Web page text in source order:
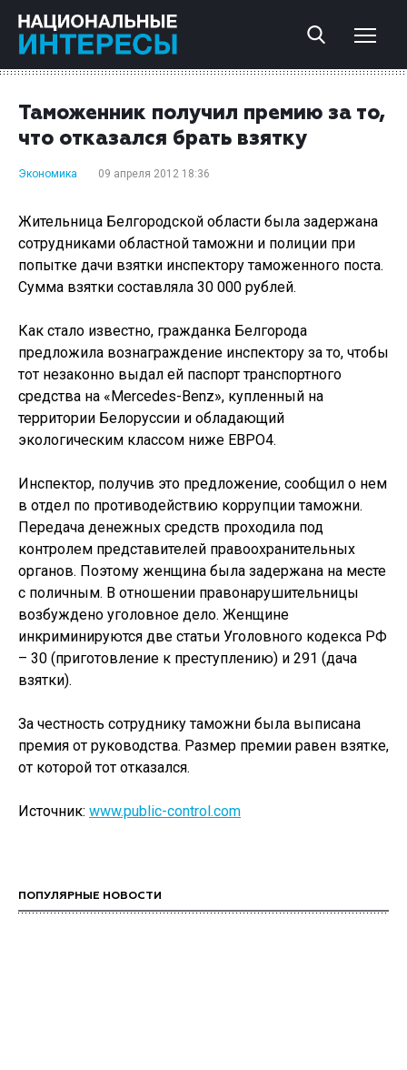
Таможенник получил премию за то,
что отказался брать взятку
Экономика 09 апреля 2012 18:36
Жительница Белгородской области была задержана
сотрудниками областной таможни и полиции при
попытке дачи взятки инспектору таможенного поста.
Сумма взятки составляла 30 000 рублей.
Как стало известно, гражданка Белгорода
предложила вознаграждение инспектору за то, чтобы
тот незаконно выдал ей паспорт транспортного
средства на «Mercedes-Benz», купленный на
территории Белоруссии и обладающий
экологическим классом ниже ЕВРО4.
Инспектор, получив это предложение, сообщил о нем
в отдел по противодействию коррупции таможни.
Передача денежных средств проходила под
контролем представителей правоохранительных
органов. Поэтому женщина была задержана на месте
с поличным. В отношении правонарушительницы
возбуждено уголовное дело. Женщине
инкриминируются две статьи Уголовного кодекса РФ
– 30 (приготовление к преступлению) и 291 (дача
взятки).
За честность сотруднику таможни была выписана
премия от руководства. Размер премии равен взятке,
от которой тот отказался.
Источник: www.public-control.com
ПОПУЛЯРНЫЕ НОВОСТИ